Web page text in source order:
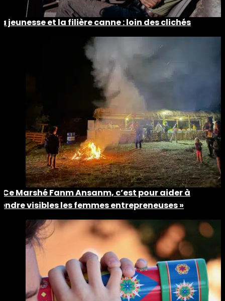
jeunesse et la filière canne : loin des clichés
Ce Marshé Fanm Ansanm, c’est pour aider à
visibles les femmes entrepreneuses »